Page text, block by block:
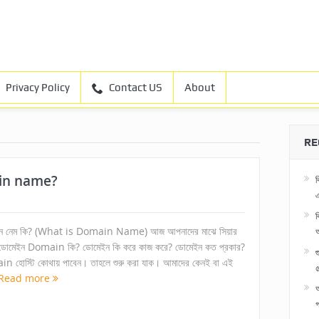
Privacy Policy Contact US About
name?
নেম কি? (What is Domain Name) আজ আপনাদের মাঝে সিয়ার
Domain কি? ডোমেইন কি করে কাজ করে? ডোমেইন কত প্রকার?
হোস্টি কোথায় পাবেন। তাহলে শুরু করা যাক। আমাদের কেনই বা এই
more